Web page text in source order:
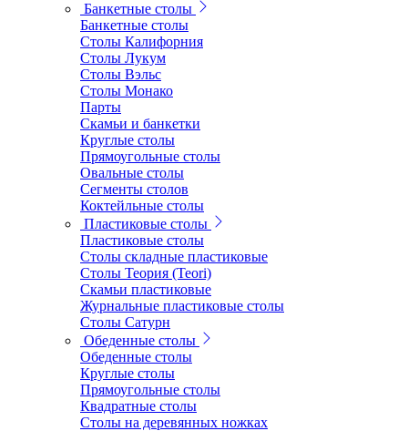
Банкетные столы
Банкетные столы
Столы Калифорния
Столы Лукум
Столы Вэльс
Столы Монако
Парты
Скамьи и банкетки
Круглые столы
Прямоугольные столы
Овальные столы
Сегменты столов
Коктейльные столы
Пластиковые столы
Пластиковые столы
Столы складные пластиковые
Столы Теория (Teori)
Скамьи пластиковые
Журнальные пластиковые столы
Столы Сатурн
Обеденные столы
Обеденные столы
Круглые столы
Прямоугольные столы
Квадратные столы
Столы на деревянных ножках